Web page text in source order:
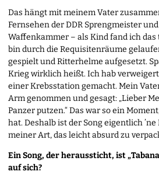
Das hängt mit meinem Vater
Fernsehen der DDR Sprengmeister
Waffenkammer – als Kind fand ich
bin durch die Requisitenräume
gespielt und Ritterhelme aufgesetzt.
Krieg wirklich heißt. Ich hab
einer Krebsstation gemacht. Mein
Arm genommen und gesagt: „Lieber
Panzer putzen.“ Das war so ein
hat. Deshalb ist der Song eigentlich
meiner Art, das leicht absurd zu
Ein Song, der heraussticht, ist
auf sich?